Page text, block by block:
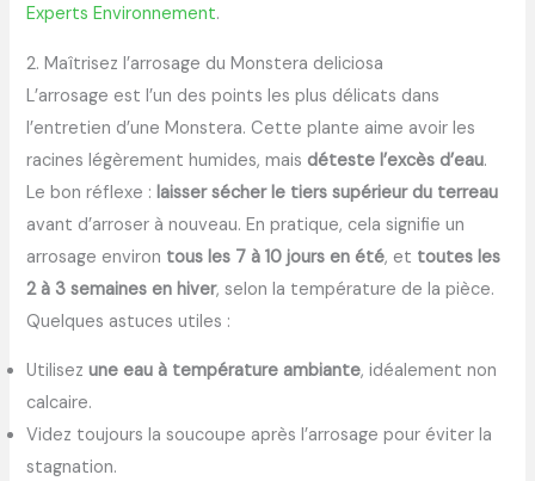
Experts Environnement.
2. Maîtrisez l’arrosage du Monstera deliciosa
L’arrosage est l’un des points les plus délicats dans
l’entretien d’une Monstera. Cette plante aime avoir les
racines légèrement humides, maisdéteste l’excès d’eau.
Le bon réflexe : laisser sécher le tiers supérieur du terreau
avant d’arroser à nouveau. En pratique, cela signifie un
arrosage environ tous les 7 à 10 jours en été, et toutes les
2 à 3 semaines en hiver, selon la température de la pièce.
Quelques astuces utiles :
Utilisezune eau à température ambiante, idéalement non
calcaire.
Videz toujours la soucoupe après l’arrosage pour éviter la
stagnation.